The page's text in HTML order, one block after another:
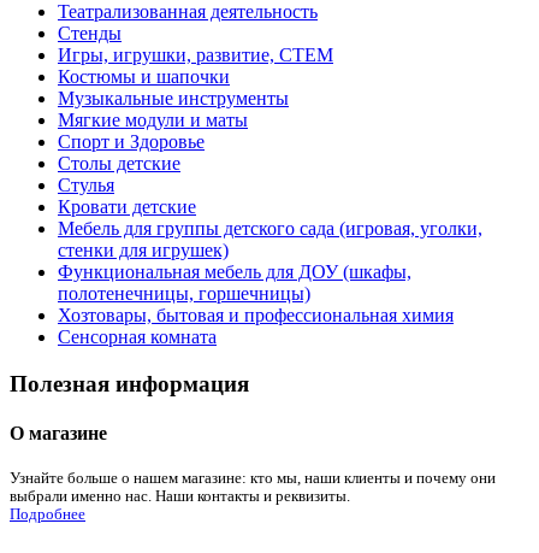
Театрализованная деятельность
Стенды
Игры, игрушки, развитие, СТЕМ
Костюмы и шапочки
Музыкальные инструменты
Мягкие модули и маты
Спорт и Здоровье
Столы детские
Стулья
Кровати детские
Мебель для группы детского сада (игровая, уголки,
стенки для игрушек)
Функциональная мебель для ДОУ (шкафы,
полотенечницы, горшечницы)
Хозтовары, бытовая и профессиональная химия
Сенсорная комната
Полезная информация
О магазине
Узнайте больше о нашем магазине: кто мы, наши клиенты и почему они
выбрали именно нас. Наши контакты и реквизиты.
Подробнее